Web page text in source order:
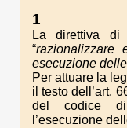
1
La direttiva di
“razionalizzare
esecuzione
Per attuare la
il testo dell’art.
del codice di
l’esecuzione